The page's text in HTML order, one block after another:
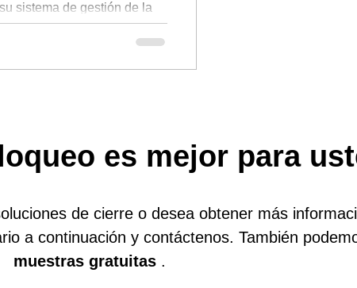
sistema de gestión de la
solución...
es mejor para
de cierre o desea obtener más
a continuación y contáctenos. También
muestras gratuitas .